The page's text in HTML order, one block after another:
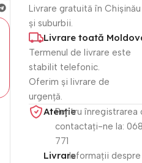
Livrare gratuită în Chișinău
și suburbii.
Livrare toată
Termenul de livrare este
stabilit telefonic.
Oferim și livrare de
urgență.
Atenție​
Pentru înregistrarea
contactați-ne la: 068
771
LivrareInformații